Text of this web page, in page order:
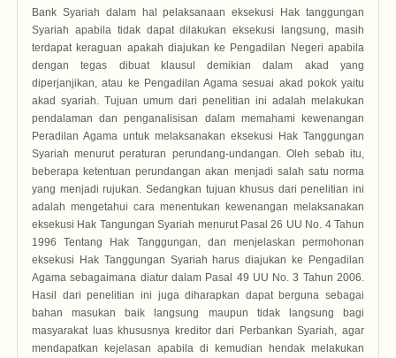
Bank Syariah dalam hal pelaksanaan eksekusi Hak tanggungan
Syariah apabila tidak dapat dilakukan eksekusi langsung, masih
terdapat keraguan apakah diajukan ke Pengadilan Negeri apabila
dengan tegas dibuat klausul demikian dalam akad yang
diperjanjikan, atau ke Pengadilan Agama sesuai akad pokok yaitu
akad syariah. Tujuan umum dari penelitian ini adalah melakukan
pendalaman dan penganalisisan dalam memahami kewenangan
Peradilan Agama untuk melaksanakan eksekusi Hak Tanggungan
Syariah menurut peraturan perundang-undangan. Oleh sebab itu,
beberapa ketentuan perundangan akan menjadi salah satu norma
yang menjadi rujukan. Sedangkan tujuan khusus dari penelitian ini
adalah mengetahui cara menentukan kewenangan melaksanakan
eksekusi Hak Tangungan Syariah menurut Pasal 26 UU No. 4 Tahun
1996 Tentang Hak Tanggungan, dan menjelaskan permohonan
eksekusi Hak Tanggungan Syariah harus diajukan ke Pengadilan
Agama sebagaimana diatur dalam Pasal 49 UU No. 3 Tahun 2006.
Hasil dari penelitian ini juga diharapkan dapat berguna sebagai
bahan masukan baik langsung maupun tidak langsung bagi
masyarakat luas khususnya kreditor dari Perbankan Syariah, agar
mendapatkan kejelasan apabila di kemudian hendak melakukan